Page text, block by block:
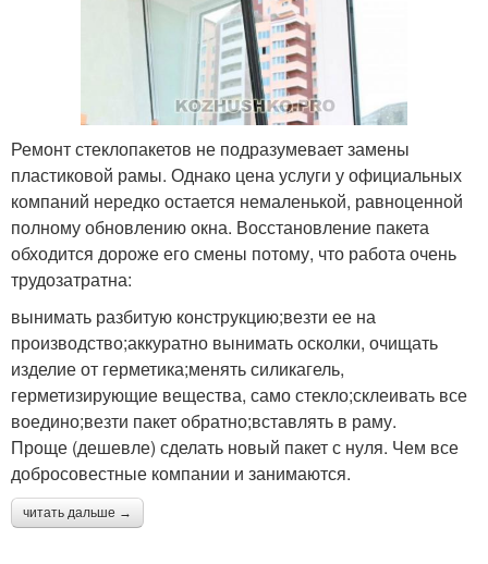
Ремонт стеклопакетов не подразумевает замены
пластиковой рамы. Однако цена услуги у официальных
компаний нередко остается немаленькой, равноценной
полному обновлению окна. Восстановление пакета
обходится дороже его смены потому, что работа очень
трудозатратна:
вынимать разбитую конструкцию;везти ее на
производство;аккуратно вынимать осколки, очищать
изделие от герметика;менять силикагель,
герметизирующие вещества, само стекло;склеивать все
воедино;везти пакет обратно;вставлять в раму.
Проще (дешевле) сделать новый пакет с нуля. Чем все
добросовестные компании и занимаются.
читать дальше →